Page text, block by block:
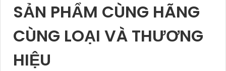
SẢN PHẨM CÙNG HÃNG
CÙNG LOẠI VÀ THƯƠNG
HIỆU